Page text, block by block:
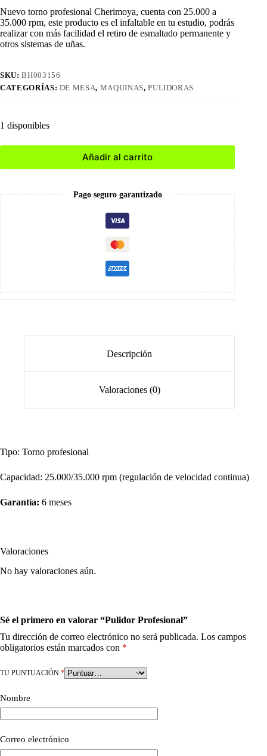
era:
S/225.00.
es:
S/191.25.
Nuevo torno profesional Cherimoya, cuenta con 25.000 a
35.000 rpm, este producto es el infaltable en tu estudio, podrás
realizar con más facilidad el retiro de esmaltado permanente y
otros sistemas de uñas.
SKU:BH003156
CATEGORÍAS: DE MESA, MAQUINAS,PULIDORAS
1 disponibles
Añadir al carrito
Pago seguro garantizado
Descripción
Valoraciones (0)
Tipo: Torno profesional
Capacidad: 25.000/35.000 rpm (regulación de velocidad continua)
Garantía: 6 meses
Valoraciones
No hay valoraciones aún.
Sé el primero en valorar “Pulidor Profesional”
Tu dirección de correo electrónico no será publicada. Los campos
obligatorios están marcados con *
TU PUNTUACIÓN *
Nombre
Correo electrónico